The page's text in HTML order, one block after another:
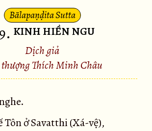
Bālapaṇḍita Sutta
. KINH HIỀN NGU
Dịch giả
Thích Minh Châu
ở Savatthi (Xá-vệ),